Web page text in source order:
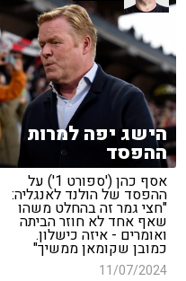
הישג יפה למרות
ההפסד
אסף כהן ('ספורט 1') על
ההפסד של הולנד לאנגליה:
"חצי גמר זה בהחלט משהו
שאף אחד לא חוזר הביתה
ואומרים - איזה כישלון.
כמובן שקומאן ממשיך"
11/07/2024